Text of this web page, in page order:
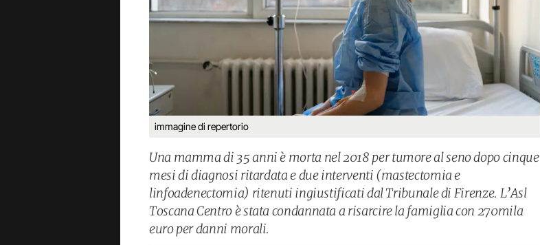
immagine di repertorio
Una mamma di 35 anni è morta nel 2018 per tumore al seno dopo cinque
mesi di diagnosi ritardata e due interventi (mastectomia e
linfoadenectomia) ritenuti ingiustificati dal Tribunale di Firenze. L’Asl
Toscana Centro è stata condannata a risarcire la famiglia con 270mila
euro per danni morali.